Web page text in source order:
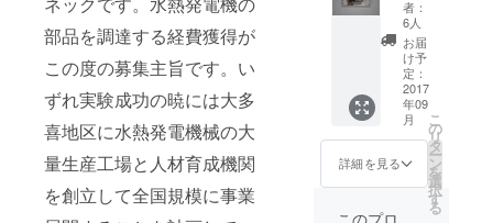
部品を調達する経費獲得が
この度の募集主旨です。い
ずれ実験成功の暁には大多
喜地区に水熱発電機械の大
量生産工場と人材育成機関
を創立して全国規模に事業
５年職業訓
練大学教授
職に就任。
職業訓練界
にて停年ま
で奉職、平
成１２年職
業能力開発
大学名誉教
（発酵
熟成の
健康食
品、黒
ニンニ
ク） 一
凾４ヶ
入り
（市価
3000円
相当、
消費
者：
6人
お届
け予
定：
2017
年09
月
詳細を見る
こ
の
リ
タ
ー
ン
を
選
択
す
る
このプロ